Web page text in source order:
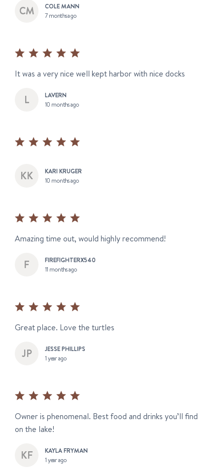
COLE MANN
7 months ago
It was a very nice well kept harbor with nice docks
LAVERN
10 months ago
KARI KRUGER
10 months ago
Amazing time out, would highly recommend!
FIREFIGHTERX540
11 months ago
Great place. Love the turtles
JESSE PHILLIPS
1 year ago
Owner is phenomenal. Best food and drinks you’ll find
on the lake!
KAYLA FRYMAN
1 year ago